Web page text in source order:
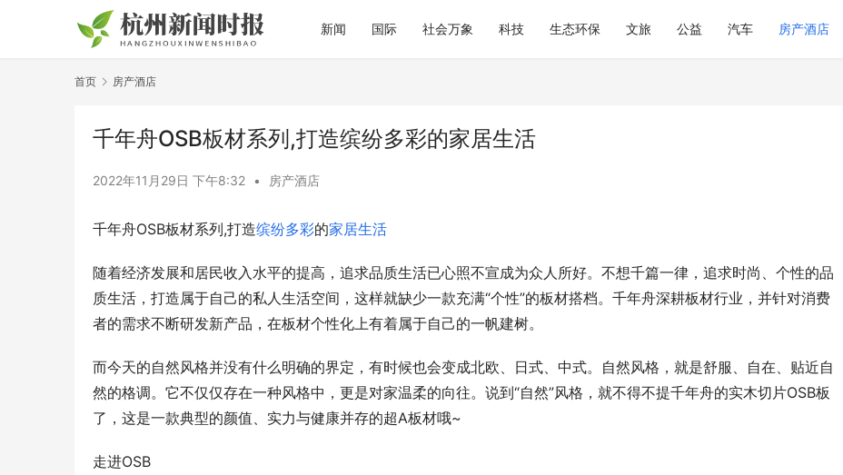
新闻 国际 社会万象 科技 生态环保 文旅 公益 汽车 房产酒店
首页 房产酒店
千年舟OSB板材系列,打造缤纷多彩的家居生活
2022年11月29日 下午8:32 • 房产酒店
千年舟OSB板材系列,打造缤纷多彩的家居生活
随着经济发展和居民收入水平的提高，追求品质生活已心照不宣成为众人所好。不想千篇一律，追求时尚、个性的品
质生活，打造属于自己的私人生活空间，这样就缺少一款充满“个性”的板材搭档。千年舟深耕板材行业，并针对消费
者的需求不断研发新产品，在板材个性化上有着属于自己的一帆建树。
而今天的自然风格并没有什么明确的界定，有时候也会变成北欧、日式、中式。自然风格，就是舒服、自在、贴近自
然的格调。它不仅仅存在一种风格中，更是对家温柔的向往。说到“自然”风格，就不得不提千年舟的实木切片OSB板
了，这是一款典型的颜值、实力与健康并存的超A板材哦~
走进OSB